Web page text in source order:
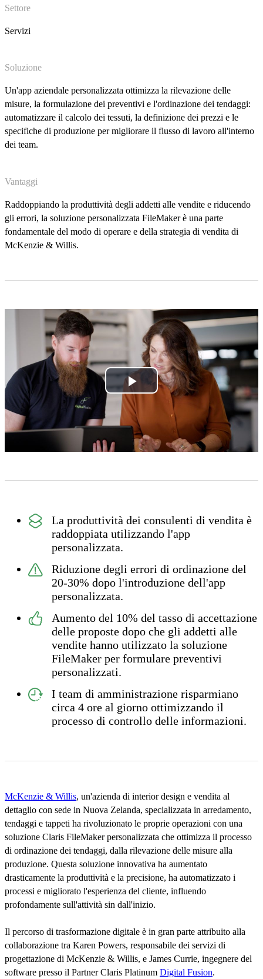
Settore
Servizi
Soluzione
Un'app aziendale personalizzata ottimizza la rilevazione delle
misure, la formulazione dei preventivi e l'ordinazione dei tendaggi:
automatizzare il calcolo dei tessuti, la definizione dei prezzi e le
specifiche di produzione per migliorare il flusso di lavoro all'interno
dei team.
Vantaggi
Raddoppiando la produttività degli addetti alle vendite e riducendo
gli errori, la soluzione personalizzata FileMaker è una parte
fondamentale del modo di operare e della strategia di vendita di
McKenzie & Willis.
Play
Video
La produttività dei consulenti di vendita è
raddoppiata utilizzando l'app
personalizzata.
Riduzione degli errori di ordinazione del
20-30% dopo l'introduzione dell'app
personalizzata.
Aumento del 10% del tasso di accettazione
delle proposte dopo che gli addetti alle
vendite hanno utilizzato la soluzione
FileMaker per formulare preventivi
personalizzati.
I team di amministrazione risparmiano
circa 4 ore al giorno ottimizzando il
processo di controllo delle informazioni.
McKenzie & Willis, un'azienda di interior design e vendita al
dettaglio con sede in Nuova Zelanda, specializzata in arredamento,
tendaggi e tappeti ha rivoluzionato le proprie operazioni con una
soluzione Claris FileMaker personalizzata che ottimizza il processo
di ordinazione dei tendaggi, dalla rilevazione delle misure alla
produzione. Questa soluzione innovativa ha aumentato
drasticamente la produttività e la precisione, ha automatizzato i
processi e migliorato l'esperienza del cliente, influendo
profondamente sull'attività sin dall'inizio.
Il percorso di trasformazione digitale è in gran parte attribuito alla
collaborazione tra Karen Powers, responsabile dei servizi di
progettazione di McKenzie & Willis, e James Currie, ingegnere del
software presso il Partner Claris Platinum Digital Fusion.